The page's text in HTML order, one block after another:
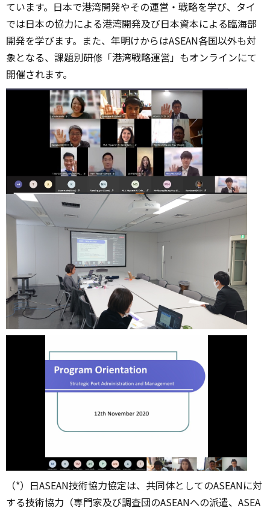
ています。日本で港湾開発やその運営・戦略を学び、タイ
では日本の協力による港湾開発及び日本資本による臨海部
開発を学びます。また、年明けからはASEAN各国以外も対
象となる、課題別研修「港湾戦略運営」もオンラインにて
開催されます。
（*）日ASEAN技術協力協定は、共同体としてのASEANに対
する技術協力（専門家及び調査団のASEANへの派遣、ASEA